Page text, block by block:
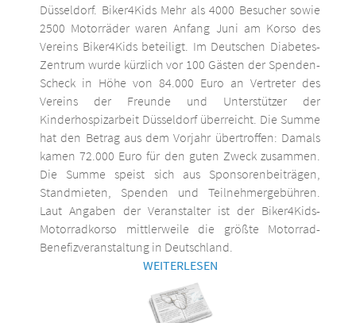
Düsseldorf. Biker4Kids Mehr als 4000 Besucher sowie
2500 Motorräder waren Anfang Juni am Korso des
Vereins Biker4Kids beteiligt. Im Deutschen Diabetes-
Zentrum wurde kürzlich vor 100 Gästen der Spenden-
Scheck in Höhe von 84.000 Euro an Vertreter des
Vereins der Freunde und Unterstützer der
Kinderhospizarbeit Düsseldorf überreicht. Die Summe
hat den Betrag aus dem Vorjahr übertroffen: Damals
kamen 72.000 Euro für den guten Zweck zusammen.
Die Summe speist sich aus Sponsorenbeiträgen,
Standmieten, Spenden und Teilnehmergebühren.
Laut Angaben der Veranstalter ist der Biker4Kids-
Motorradkorso mittlerweile die größte Motorrad-
Benefizveranstaltung in Deutschland.
WEITERLESEN